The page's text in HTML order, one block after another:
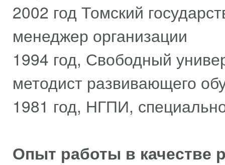
2002 год Томский
менеджер организации
1994 год, Свободный
методист развивающего
1981 год, НГПИ,
Опыт работы в качестве